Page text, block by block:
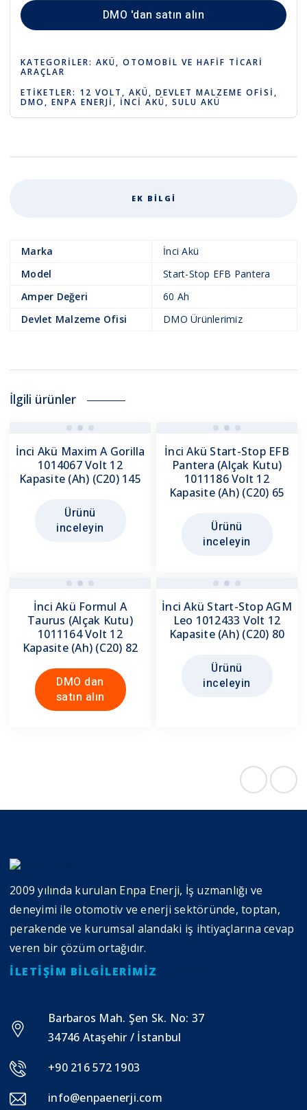
DMO 'dan satın alın
KATEGORILER: AKÜ, OTOMOBIL VE HAFIF TICARI
ARAÇLAR
ETIKETLER: 12 VOLT , AKÜ, DEVLET MALZEME OFISI ,
DMO , ENPA ENERJI , İNCI AKÜ, SULU AKÜ
EK BILGI
Marka
İnci Akü
Model
Start-Stop EFB Pantera
Amper Değeri
60 Ah
Devlet Malzeme Ofisi
DMO Ürünlerimiz
İlgili ürünler
İnci Akü Maxim A Gorilla
1014067 Volt 12
Kapasite (Ah) (C20) 145
Ürünü
inceleyin
İnci Akü Start-Stop EFB
Pantera (Alçak Kutu)
1011186 Volt 12
Kapasite (Ah) (C20) 65
Ürünü
inceleyin
İnci Akü Formul A
Taurus (Alçak Kutu)
1011164 Volt 12
Kapasite (Ah) (C20) 82
DMO dan
satın alın
İnci Akü Start-Stop AGM
Leo 1012433 Volt 12
Kapasite (Ah) (C20) 80
Ürünü
inceleyin
2009 yılında kurulan Enpa Enerji, İş uzmanlığı ve
deneyimi ile otomotiv ve enerji sektöründe, toptan,
perakende ve kurumsal alandaki iş ihtiyaçlarına cevap
veren bir çözüm ortağıdır.
İLETIŞIM BILGILERIMIZ
Barbaros Mah. Şen Sk. No: 37
34746 Ataşehir / İstanbul
+90 216 572 1903
info@enpaenerji.com